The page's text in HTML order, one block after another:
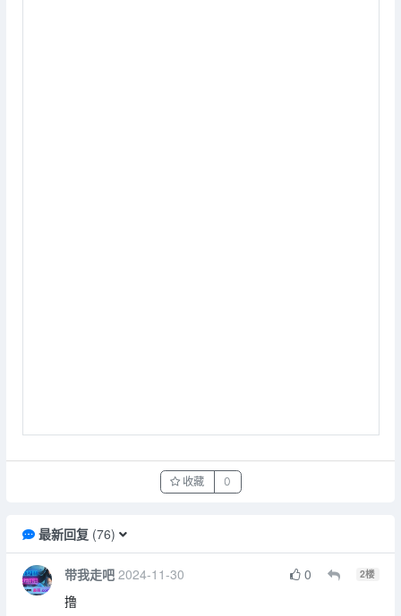
收藏 0
最新回复(76)
带我走吧 2024-11-30 0 2楼
撸